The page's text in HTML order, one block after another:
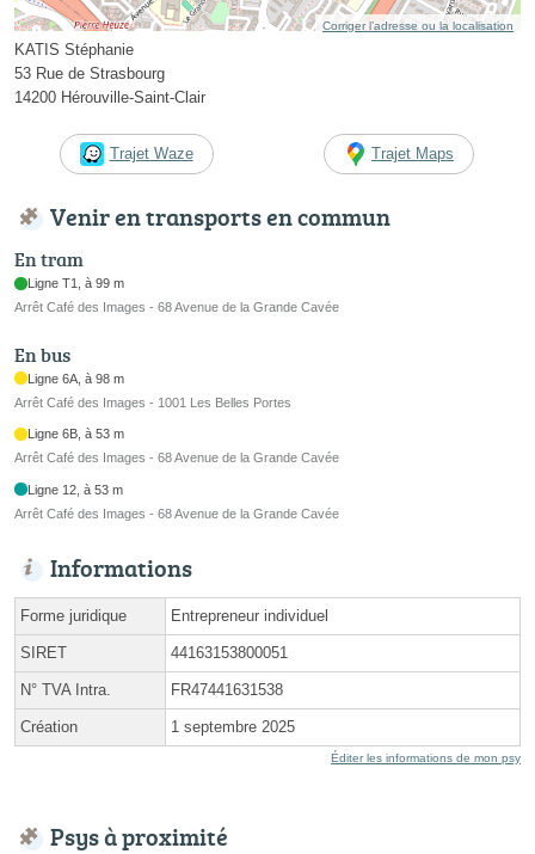
Corriger l’adresse ou la localisation
KATIS Stéphanie
53 Rue de Strasbourg
14200 Hérouville-Saint-Clair
Trajet Waze Trajet Maps
Venir en transports en commun
En tram
Ligne T1, à 99 m
Arrêt Café des Images - 68 Avenue de la Grande Cavée
En bus
Ligne 6A, à 98 m
Arrêt Café des Images - 1001 Les Belles Portes
Ligne 6B, à 53 m
Arrêt Café des Images - 68 Avenue de la Grande Cavée
Ligne 12, à 53 m
Arrêt Café des Images - 68 Avenue de la Grande Cavée
Informations
Forme juridique Entrepreneur individuel
SIRET 44163153800051
N° TVA Intra. FR47441631538
Création 1 septembre 2025
Éditer les informations de mon psy
Psys à proximité